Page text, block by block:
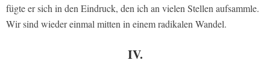
fügte er sich in den Eindruck, den ich an vielen Stellen aufsammle.
Wir sind wieder einmal mitten in einem radikalen Wandel.
IV.